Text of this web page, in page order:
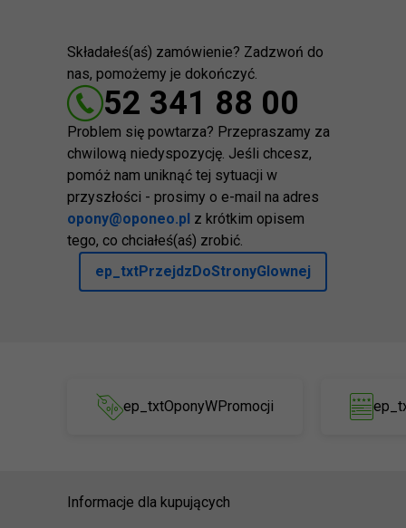
Składałeś(aś) zamówienie? Zadzwoń do
nas, pomożemy je dokończyć.
52 341 88 00
Problem się powtarza? Przepraszamy za
chwilową niedyspozycję. Jeśli chcesz,
pomóż nam uniknąć tej sytuacji w
przyszłości - prosimy o e-mail na adres
opony@oponeo.pl z krótkim opisem
tego, co chciałeś(aś) zrobić.
ep_txtPrzejdzDoStronyGlownej
ep_txtOponyWPromocji
Informacje dla kupujących